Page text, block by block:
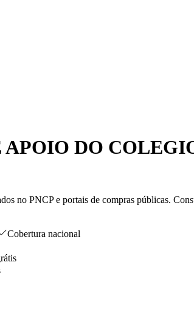
DO
no PNCP e portais de compras públicas.
Cobertura nacional